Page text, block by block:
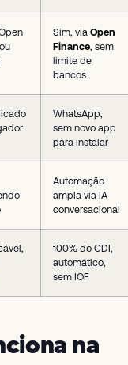
Sim, via Open
Finance, sem
limite de
bancos
WhatsApp,
sem novo app
para instalar
Automação
ampla via IA
conversacional
100% do CDI,
automático,
sem IOF
na